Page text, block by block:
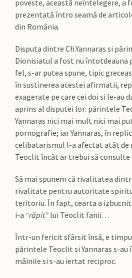
poveste, această neîntelegere,
prezentată într­o seamă de
din România.
Disputa dintre Ch.Yannaras si
Dionisiatul a fost nu întotdeauna
fel, s-ar putea spune, tipic
în sustinerea acestei afirmatii,
exagerate pe care cei doi si le-au
aprins al disputei lor: părintele
Yannaras nici mai mult nici mai
pornografie; iar Yannaras, în
celibatarismul l-a afectat atât de
Teoclit încât ar trebui să
Să mai spunem că rivalitatea
rivalitate pentru autoritate
teritoriu. În fapt, cearta a izbucnit
i-a “răpit” lui Teoclit fanii…
Într-un fericit sfârsit însă, e
părintele Teoclit si Yannaras s-
mâinile si s-au iertat reciproc.